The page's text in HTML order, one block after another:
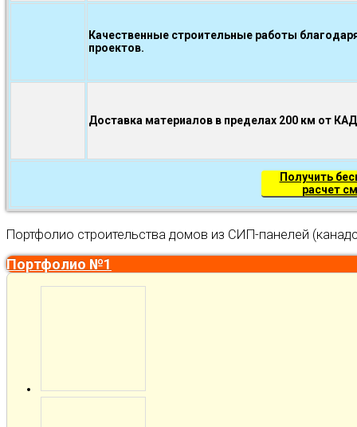
Качественные строительные работы
проектов.
Доставка материалов в пределах 200 км от
Получить
расчет
Портфолио строительства домов из СИП-панелей
Портфолио №1